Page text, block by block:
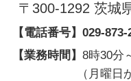
〒300-1292 茨城
【電話番号】 029-873-
【業務時間】 8時30分
（月曜